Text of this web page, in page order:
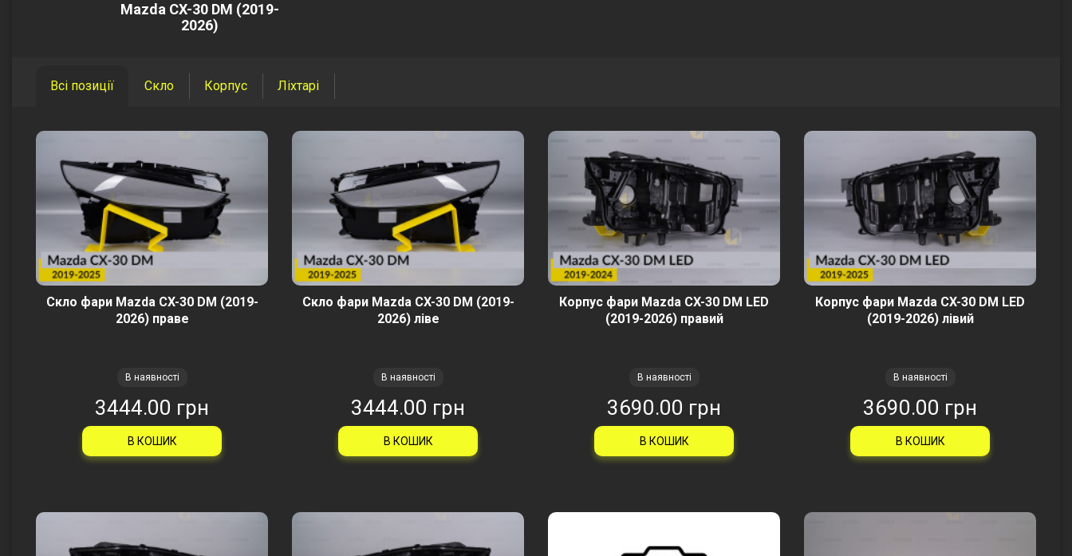
Mazda CX-30 DM (2019-
2026)
Всі позиції Скло Корпус Ліхтарі
Скло фари Mazda CX-30 DM (2019-
2026) праве
В наявності
3444.00 грн
В КОШИК
Скло фари Mazda CX-30 DM (2019-
2026) ліве
В наявності
3444.00 грн
В КОШИК
Корпус фари Mazda CX-30 DM LED
(2019-2026) правий
В наявності
3690.00 грн
В КОШИК
Корпус фари Mazda CX-30 DM LED
(2019-2026) лівий
В наявності
3690.00 грн
В КОШИК